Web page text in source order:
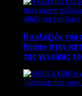
Η κολεξιόν του
Home» στην
της γυναίκας